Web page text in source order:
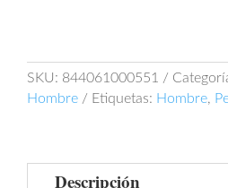
Men
100ml
SKU: 844061000551
Hombre
Etiquetas: Hombre,
Descripción